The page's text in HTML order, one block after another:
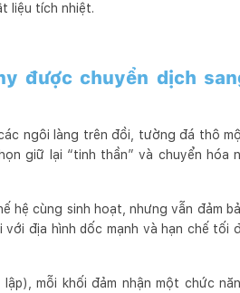
liệu tích nhiệt.
được chuyển dịch
ngôi làng trên đồi, tường đá thô
giữ lại “tinh thần” và chuyển hóa
hệ cùng sinh hoạt, nhưng vẫn đảm
địa hình dốc mạnh và hạn chế tối
mỗi khối đảm nhận một chức